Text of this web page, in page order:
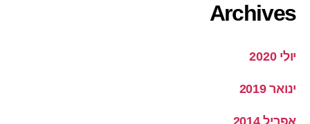
Archives
יולי 2020
ינואר 2019
אפריל 2014